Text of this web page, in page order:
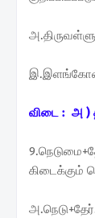
விடை : அ )
கிடைக்கும்